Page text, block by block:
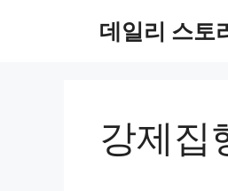
데일리 스토
강제집